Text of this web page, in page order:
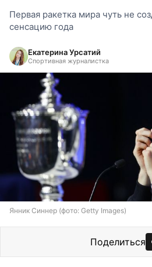
Первая ракетка мира чуть не
сенсацию года
Екатерина Урсатий
Спортивная журналистка
Янник Синнер (фото: Getty Images)
Поделиться